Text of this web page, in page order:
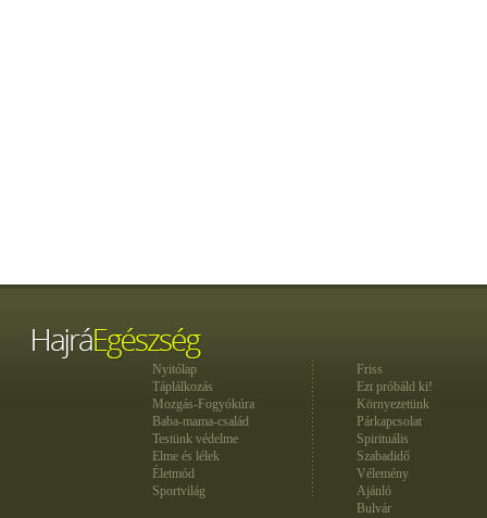
Nyitólap
Táplálkozás
Mozgás-Fogyókúra
Baba-mama-család
Testünk védelme
Elme és lélek
Életmód
Sportvilág
Friss
Ezt próbáld ki!
Környezetünk
Párkapcsolat
Spirituális
Szabadidő
Vélemény
Ajánló
Bulvár